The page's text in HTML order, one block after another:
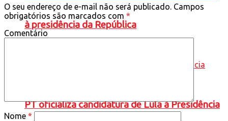
à presidência da República
PT oficializa candidatura de Lula à Presidência
O seu endereço de e-mail não será publicado. Campos
obrigatórios são marcados com *
Comentário
Nome *